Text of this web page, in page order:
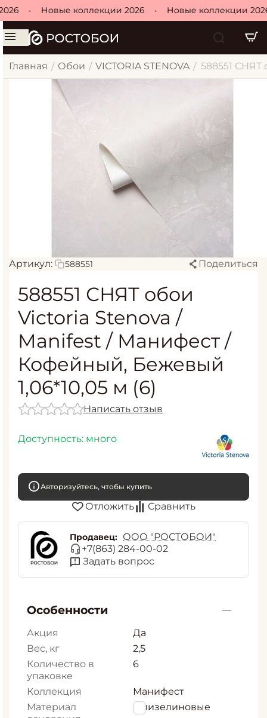
Новые коллекции 2026 Новые коллекции 2026
Главная / Обои / VICTORIA STENOVA / 588551 СНЯТ
Артикул: 588551 Поделиться
588551 СНЯТ обои
Victoria Stenova /
Manifest / Манифест /
Кофейный, Бежевый
1,06*10,05 м (6)
Написать отзыв
Доступность: много
Авторизуйтесь, чтобы купить
Отложить Сравнить
Продавец: ООО "РОСТОБОИ"
+7(863) 284-00-02
Задать вопрос
Особенности
Акция
Да
Вес, кг
2,5
Количество в
упаковке
6
Коллекция
Манифест
Материал
Флизелиновые